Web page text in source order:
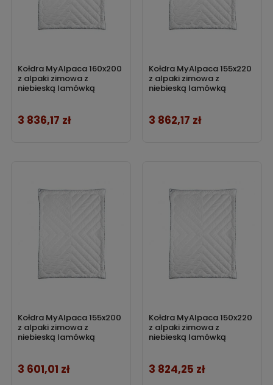
Kołdra MyAlpaca 160x200
z alpaki zimowa z
niebieską lamówką
Cena
3 836,17 zł
Kołdra MyAlpaca 155x220
z alpaki zimowa z
niebieską lamówką
Cena
3 862,17 zł
Kołdra MyAlpaca 155x200
z alpaki zimowa z
niebieską lamówką
Cena
3 601,01 zł
Kołdra MyAlpaca 150x220
z alpaki zimowa z
niebieską lamówką
Cena
3 824,25 zł